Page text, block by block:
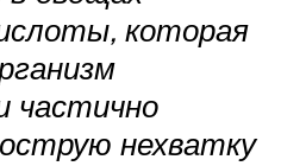
которая
частично
нехватку